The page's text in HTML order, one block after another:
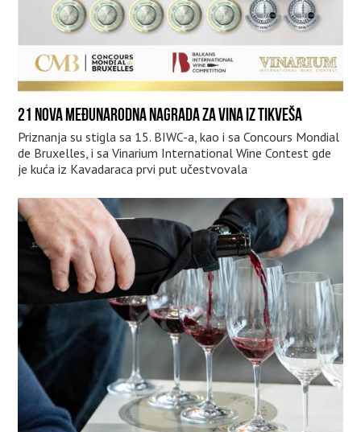
21 NOVA MEĐUNARODNA NAGRADA ZA VINA IZ TIKVEŠA
Priznanja su stigla sa 15. BIWC-a, kao i sa Concours Mondial
de Bruxelles, i sa Vinarium International Wine Contest gde
je kuća iz Kavadaraca prvi put učestvovala